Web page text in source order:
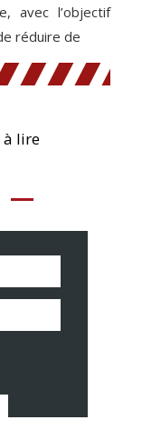
avec l’objectif
réduire de
à lire